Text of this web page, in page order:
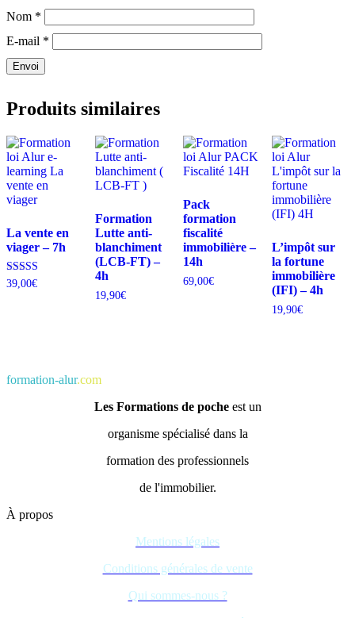
Nom *
E-mail *
Envoi
Produits similaires
La vente en
viager – 7h
Note
4.00
39,00€
Formation
Lutte anti-
blanchiment
(LCB-FT) –
4h
19,90€
Pack
formation
fiscalité
immobilière –
14h
69,00€
L’impôt sur
la fortune
immobilière
(IFI) – 4h
19,90€
formation-alur.com
Les Formations de pocheest un
organisme spécialisé dans la
formation des professionnels
de l'immobilier.
À propos
Mentions légales
Conditions générales de vente
Qui sommes-nous ?